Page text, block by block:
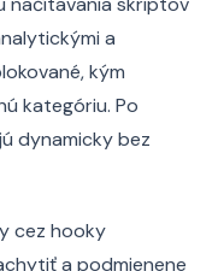
a
kým
kategóriu. Po
dynamicky bez
cez hooky
a podmienene